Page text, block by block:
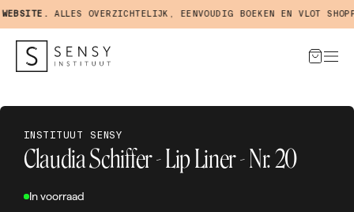
ALLES OVERZICHTELIJK, EENVOUDIG BOEKEN EN VLOT
INSTITUUT SENSY
Claudia Schiffer - Lip Liner - Nr. 20
In voorraad